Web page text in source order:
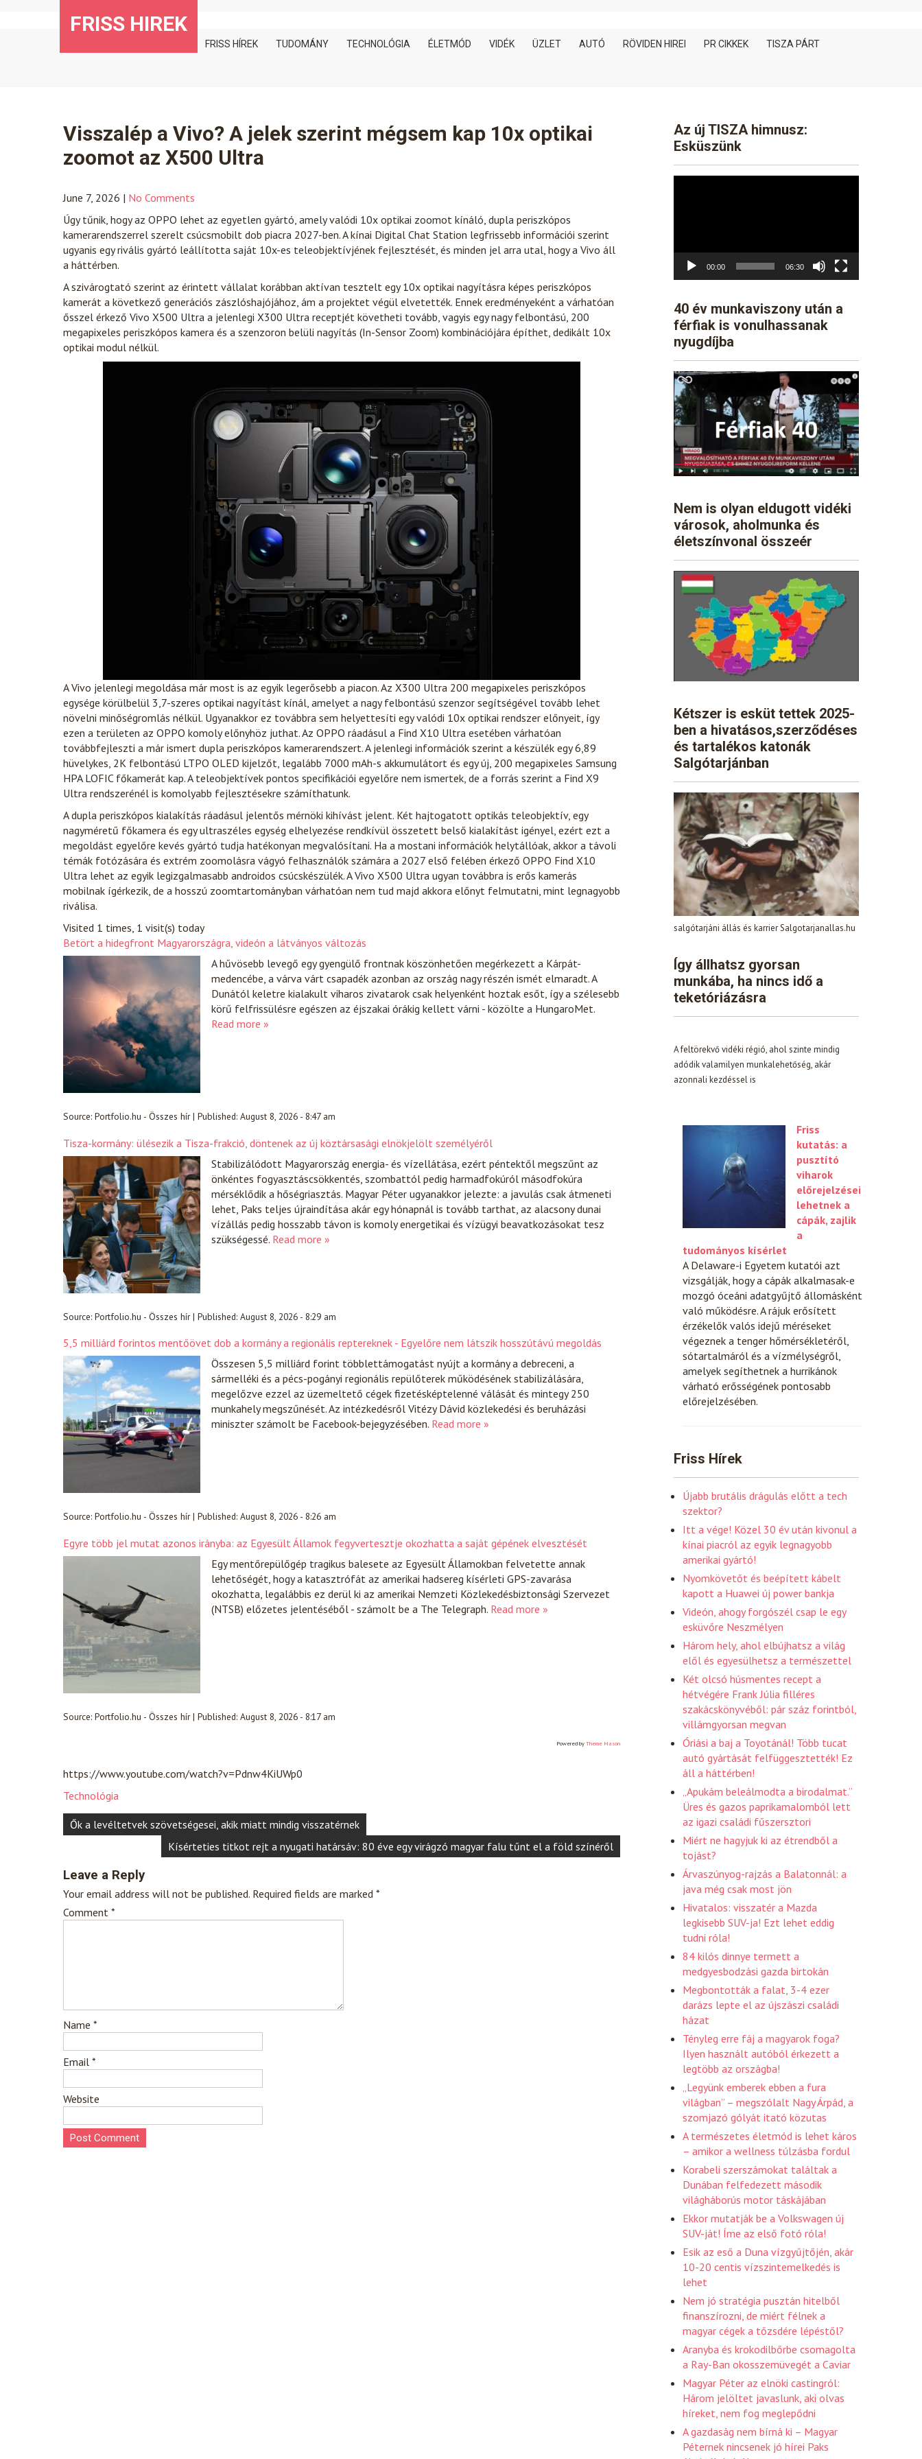
FRISS HIREK
FRISS HÍREK TUDOMÁNY TECHNOLÓGIA ÉLETMÓD VIDÉK ÜZLET AUTÓ RÖVIDEN HIREI PR CIKKEK TISZA PÁRT
Visszalép a Vivo? A jelek szerint mégsem kap 10x optikai
zoomot az X500 Ultra
June 7, 2026 | No Comments
Úgy tűnik, hogy az OPPO lehet az egyetlen gyártó, amely valódi 10x optikai zoomot kínáló, dupla periszkópos
kamerarendszerrel szerelt csúcsmobilt dob piacra 2027-ben. A kínai Digital Chat Station legfrissebb információi szerint
ugyanis egy rivális gyártó leállította saját 10x-es teleobjektívjének fejlesztését, és minden jel arra utal, hogy a Vivo áll
a háttérben.
A szivárogtató szerint az érintett vállalat korábban aktívan tesztelt egy 10x optikai nagyításra képes periszkópos
kamerát a következő generációs zászlóshajójához, ám a projektet végül elvetették. Ennek eredményeként a várhatóan
ősszel érkező Vivo X500 Ultra a jelenlegi X300 Ultra receptjét követheti tovább, vagyis egy nagy felbontású, 200
megapixeles periszkópos kamera és a szenzoron belüli nagyítás (In-Sensor Zoom) kombinációjára építhet, dedikált 10x
optikai modul nélkül.
A Vivo jelenlegi megoldása már most is az egyik legerősebb a piacon. Az X300 Ultra 200 megapixeles periszkópos
egysége körülbelül 3,7-szeres optikai nagyítást kínál, amelyet a nagy felbontású szenzor segítségével tovább lehet
növelni minőségromlás nélkül. Ugyanakkor ez továbbra sem helyettesíti egy valódi 10x optikai rendszer előnyeit, így
ezen a területen az OPPO komoly előnyhöz juthat. Az OPPO ráadásul a Find X10 Ultra esetében várhatóan
továbbfejleszti a már ismert dupla periszkópos kamerarendszert. A jelenlegi információk szerint a készülék egy 6,89
hüvelykes, 2K felbontású LTPO OLED kijelzőt, legalább 7000 mAh-s akkumulátort és egy új, 200 megapixeles Samsung
HPA LOFIC főkamerát kap. A teleobjektívek pontos specifikációi egyelőre nem ismertek, de a forrás szerint a Find X9
Ultra rendszerénél is komolyabb fejlesztésekre számíthatunk.
A dupla periszkópos kialakítás ráadásul jelentős mérnöki kihívást jelent. Két hajtogatott optikás teleobjektív, egy
nagyméretű főkamera és egy ultraszéles egység elhelyezése rendkívül összetett belső kialakítást igényel, ezért ezt a
megoldást egyelőre kevés gyártó tudja hatékonyan megvalósítani. Ha a mostani információk helytállóak, akkor a távoli
témák fotózására és extrém zoomolásra vágyó felhasználók számára a 2027 első felében érkező OPPO Find X10
Ultra lehet az egyik legizgalmasabb androidos csúcskészülék. A Vivo X500 Ultra ugyan továbbra is erős kamerás
mobilnak ígérkezik, de a hosszú zoomtartományban várhatóan nem tud majd akkora előnyt felmutatni, mint legnagyobb
riválisa.
Visited 1 times, 1 visit(s) today
Betört a hidegfront Magyarországra, videón a látványos változás
A hűvösebb levegő egy gyengülő frontnak köszönhetően megérkezett a Kárpát-
medencébe, a várva várt csapadék azonban az ország nagy részén ismét elmaradt. A
Dunától keletre kialakult viharos zivatarok csak helyenként hoztak esőt, így a szélesebb
körű felfrissülésre egészen az éjszakai órákig kellett várni - közölte a HungaroMet.
Read more »
Source: Portfolio.hu - Összes hír| Published: August 8, 2026 - 8:47 am
Tisza-kormány: ülésezik a Tisza-frakció, döntenek az új köztársasági elnökjelölt személyéről
Stabilizálódott Magyarország energia- és vízellátása, ezért péntektől megszűnt az
önkéntes fogyasztáscsökkentés, szombattól pedig harmadfokúról másodfokúra
mérséklődik a hőségriasztás. Magyar Péter ugyanakkor jelezte: a javulás csak átmeneti
lehet, Paks teljes újraindítása akár egy hónapnál is tovább tarthat, az alacsony dunai
vízállás pedig hosszabb távon is komoly energetikai és vízügyi beavatkozásokat tesz
szükségessé. Read more »
Source: Portfolio.hu - Összes hír| Published: August 8, 2026 - 8:29 am
5,5 milliárd forintos mentőövet dob a kormány a regionális reptereknek - Egyelőre nem látszik hosszútávú megoldás
Összesen 5,5 milliárd forint többlettámogatást nyújt a kormány a debreceni, a
sármelléki és a pécs-pogányi regionális repülőterek működésének stabilizálására,
megelőzve ezzel az üzemeltető cégek fizetésképtelenné válását és mintegy 250
munkahely megszűnését. Az intézkedésről Vitézy Dávid közlekedési és beruházási
miniszter számolt be Facebook-bejegyzésében. Read more »
Source: Portfolio.hu - Összes hír| Published: August 8, 2026 - 8:26 am
Egyre több jel mutat azonos irányba: az Egyesült Államok fegyvertesztje okozhatta a saját gépének elvesztését
Egy mentőrepülőgép tragikus balesete az Egyesült Államokban felvetette annak
lehetőségét, hogy a katasztrófát az amerikai hadsereg kísérleti GPS-zavarása
okozhatta, legalábbis ez derül ki az amerikai Nemzeti Közlekedésbiztonsági Szervezet
(NTSB) előzetes jelentéséből - számolt be a The Telegraph. Read more »
Source: Portfolio.hu - Összes hír| Published: August 8, 2026 - 8:17 am
Powered by Theme Mason
https://www.youtube.com/watch?v=Pdnw4KiUWp0
Technológia
Post
navigation
Ők a levéltetvek szövetségesei, akik miatt mindig visszatérnek
Kísérteties titkot rejt a nyugati határsáv: 80 éve egy virágzó magyar falu tűnt el a föld színéről
Leave a Reply
Your email address will not be published. Required fields are marked *
Comment *
Name *
Email *
Website
Az új TISZA himnusz:
Esküszünk
00:00 06:30
40 év munkaviszony után a
férfiak is vonulhassanak
nyugdíjba
Nem is olyan eldugott vidéki
városok, aholmunka és
életszínvonal összeér
Kétszer is esküt tettek 2025-
ben a hivatásos,szerződéses
és tartalékos katonák
Salgótarjánban
salgótarjáni állás és karrier Salgotarjanallas.hu
Így állhatsz gyorsan
munkába, ha nincs idő a
teketóriázásra
A feltörekvő vidéki régió, ahol szinte mindig
adódik valamilyen munkalehetőség, akár
azonnali kezdéssel is
Friss
kutatás: a
pusztító
viharok
előrejelzései
lehetnek a
cápák, zajlik
a
tudományos kísérlet
A Delaware-i Egyetem kutatói azt
vizsgálják, hogy a cápák alkalmasak-e
mozgó óceáni adatgyűjtő állomásként
való működésre. A rájuk erősített
érzékelők valós idejű méréseket
végeznek a tenger hőmérsékletéről,
sótartalmáról és a vízmélységről,
amelyek segíthetnek a hurrikánok
várható erősségének pontosabb
előrejelzésében.
Friss Hírek
Újabb brutális drágulás előtt a tech
szektor?
Itt a vége! Közel 30 év után kivonul a
kínai piacról az egyik legnagyobb
amerikai gyártó!
Nyomkövetőt és beépített kábelt
kapott a Huawei új power bankja
Videón, ahogy forgószél csap le egy
esküvőre Neszmélyen
Három hely, ahol elbújhatsz a világ
elől és egyesülhetsz a természettel
Két olcsó húsmentes recept a
hétvégére Frank Júlia filléres
szakácskönyvéből: pár száz forintból,
villámgyorsan megvan
Óriási a baj a Toyotánál! Több tucat
autó gyártását felfüggesztették! Ez
áll a háttérben!
„Apukám beleálmodta a birodalmat.”
Üres és gazos paprikamalomból lett
az igazi családi fűszersztori
Miért ne hagyjuk ki az étrendből a
tojást?
Árvaszúnyog-rajzás a Balatonnál: a
java még csak most jön
Hivatalos: visszatér a Mazda
legkisebb SUV-ja! Ezt lehet eddig
tudni róla!
84 kilós dinnye termett a
medgyesbodzási gazda birtokán
Megbontották a falat, 3-4 ezer
darázs lepte el az újszászi családi
házat
Tényleg erre fáj a magyarok foga?
Ilyen használt autóból érkezett a
legtöbb az országba!
„Legyünk emberek ebben a fura
világban” – megszólalt Nagy Árpád, a
szomjazó gólyát itató közutas
A természetes életmód is lehet káros
– amikor a wellness túlzásba fordul
Korabeli szerszámokat találtak a
Dunában felfedezett második
világháborús motor táskájában
Ekkor mutatják be a Volkswagen új
SUV-ját! Íme az első fotó róla!
Esik az eső a Duna vízgyűjtőjén, akár
10-20 centis vízszintemelkedés is
lehet
Nem jó stratégia pusztán hitelből
finanszírozni, de miért félnek a
magyar cégek a tőzsdére lépéstől?
Aranyba és krokodilbőrbe csomagolta
a Ray-Ban okosszemüvegét a Caviar
Magyar Péter az elnöki castingról:
Három jelöltet javaslunk, aki olvas
híreket, nem fog meglepődni
A gazdaság nem bírná ki – Magyar
Péternek nincsenek jó hírei Paks